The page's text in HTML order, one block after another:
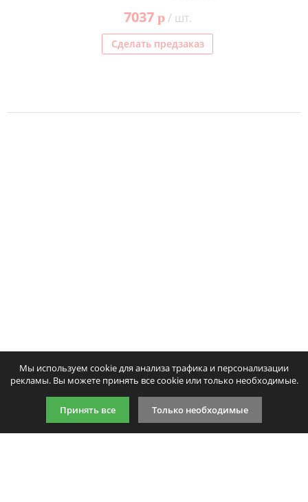
7037 p/ шт.
Сделать предзаказ
Мы используем cookie для анализа трафика и персонализации
рекламы. Вы можете принять все cookie или только необходимые.
Принять все Только необходимые